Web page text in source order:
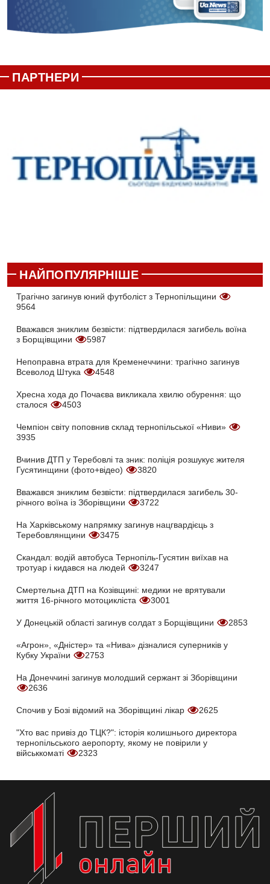
ПАРТНЕРИ
НАЙПОПУЛЯРНІШЕ
Трагічно загинув юний футболіст з Тернопільщини
9564
Вважався зниклим безвісти: підтвердилася загибель воїна
з Борщівщини
5987
Непоправна втрата для Кременеччини: трагічно загинув
Всеволод Штука
4548
Хресна хода до Почаєва викликала хвилю обурення: що
сталося
4503
Чемпіон світу поповнив склад тернопільської «Ниви»
3935
Вчинив ДТП у Теребовлі та зник: поліція розшукує жителя
Гусятинщини (фото+відео)
3820
Вважався зниклим безвісти: підтвердилася загибель 30-
річного воїна із Зборівщини
3722
На Харківському напрямку загинув нацгвардієць з
Теребовлянщини
3475
Скандал: водій автобуса Тернопіль-Гусятин виїхав на
тротуар і кидався на людей
3247
Смертельна ДТП на Козівщині: медики не врятували
життя 16-річного мотоцикліста
3001
У Донецькій області загинув солдат з Борщівщини 2853
«Агрон», «Дністер» та «Нива» дізналися суперників у
Кубку України
2753
На Донеччині загинув молодший сержант зі Зборівщини
2636
Спочив у Бозі відомий на Зборівщині лікар 2625
"Хто вас привіз до ТЦК?": історія колишнього директора
тернопільського аеропорту, якому не повірили у
військкоматі
2323